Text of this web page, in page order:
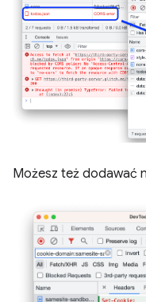
Możesz też dodawać